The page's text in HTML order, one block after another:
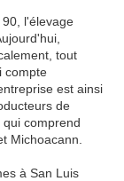
l'élevage
tout
compte
est ainsi
de
comprend
Michoacann.
à San Luis